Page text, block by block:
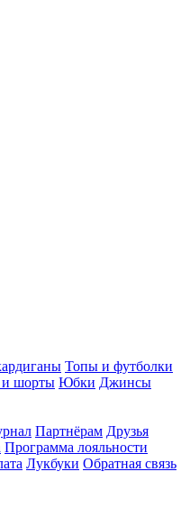
Топы и футболки
шорты Юбки Джинсы
Партнёрам Друзья
Программа лояльности
Лукбуки Обратная связь